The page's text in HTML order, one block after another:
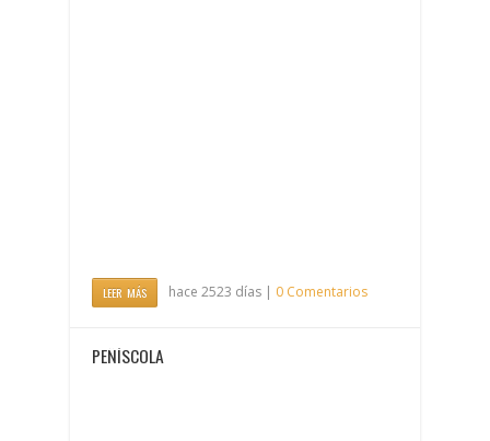
LEER MÁS hace 2523 días | 0 Comentarios
PEÑÍSCOLA